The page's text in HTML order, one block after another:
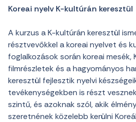
Koreai nyelv K-kultúrán keresztül
A kurzus a K-kultúrán keresztül
résztvevőkkel a koreai nyelvet és
foglalkozások során koreai mesék,
filmrészletek és a hagyományos
keresztül fejlesztik nyelvi
tevékenységekben is részt
szintű, és azoknak szól, akik
szeretnének közelebb kerülni